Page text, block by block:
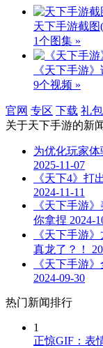
天下手游截图
1个图集 »
《天下手游
9个视频 »
官网 专区 下载 礼包
关于天下手游的新
为优化玩家
2025-11-07
《天下4》打
2024-11-11
《天下手游
你拿捏 2024-
《天下手游
真龙了？！
《天下手游
2024-09-30
热门新闻排行
1
正惊GIF：表